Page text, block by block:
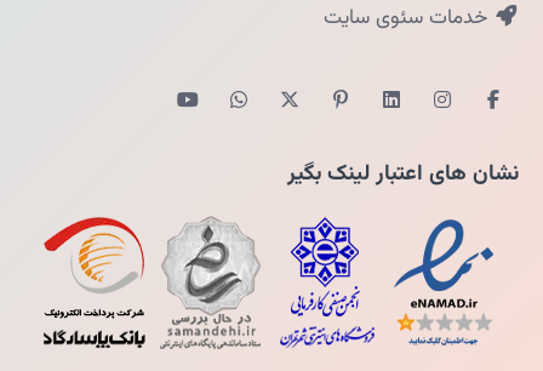
خدمات سئوی سایت
نشان های اعتبار لینک بگیر